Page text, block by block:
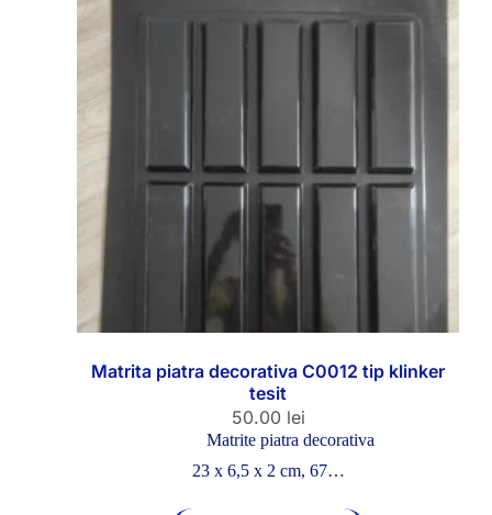
Matrita piatra decorativa C0012 tip klinker
tesit
50.00 lei
Matrite piatra decorativa
23 x 6,5 x 2 cm, 67…